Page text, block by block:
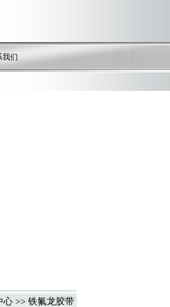
我们
心 >> 铁氟龙胶带